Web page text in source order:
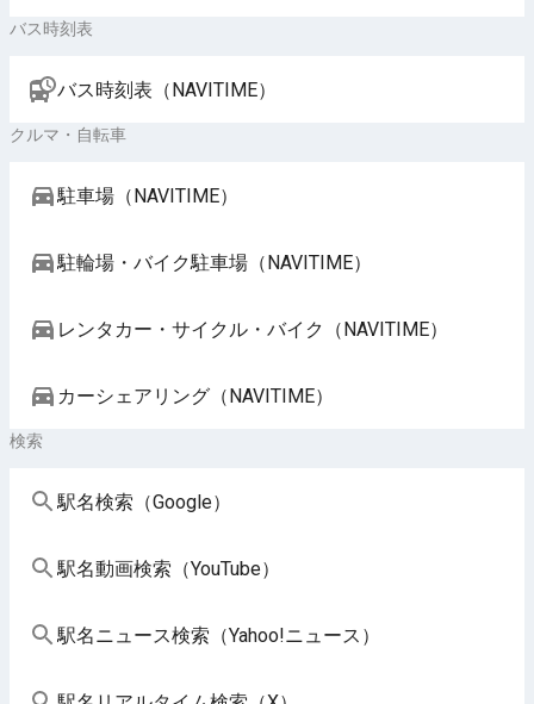
バス時刻表
バス時刻表（NAVITIME）
クルマ・自転車
駐車場（NAVITIME）
駐輪場・バイク駐車場（NAVITIME）
レンタカー・サイクル・バイク（NAVITIME）
カーシェアリング（NAVITIME）
検索
駅名検索（Google）
駅名動画検索（YouTube）
駅名ニュース検索（Yahoo!ニュース）